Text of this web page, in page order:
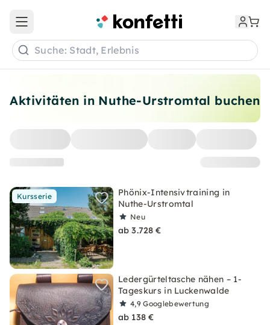
Aktivitäten in Nuthe-Urstromtal buchen
Kursserie
Phönix-Intensivtraining in
Nuthe-Urstromtal
Neu
ab 3.728 €
Ledergürteltasche nähen – 1-
Tageskurs in Luckenwalde
4,9Googlebewertung
ab 138 €
Open main menu
Suche: Stadt, Erlebnis